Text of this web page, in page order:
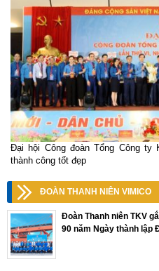
Đại hội Công đoàn Tổng Công ty
thành công tốt đẹp
ĐOÀN THANH NIÊN VIMICO
Đoàn Thanh niên TKV
90 năm Ngày thành lập